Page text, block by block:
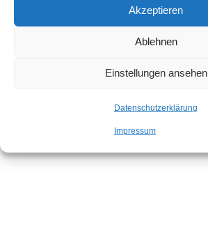
Akzeptieren
Ablehnen
Einstellungen ansehen
Datenschutzerklärung
Impressum